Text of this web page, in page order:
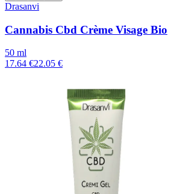
Drasanvi
Cannabis Cbd Crème Visage Bio
50 ml
17.64 €22.05 €